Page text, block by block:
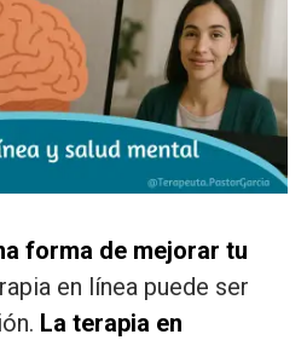
forma de mejorar tu
en línea puede ser
La terapia en